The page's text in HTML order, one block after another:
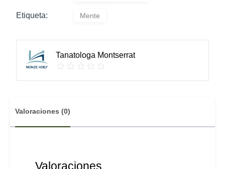
Etiqueta: Mente
Tanatologa Montserrat
Valoraciones (0)
Valoraciones